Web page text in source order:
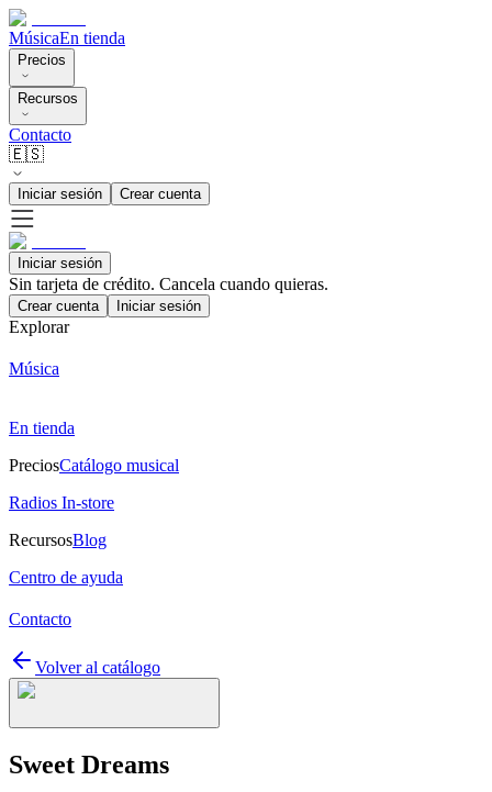
MúsicaEn tienda
Precios
Recursos
Contacto
🇪🇸
Iniciar sesión Crear cuenta
Iniciar sesión
Sin tarjeta de crédito. Cancela cuando quieras.
Crear cuenta Iniciar sesión
Explorar
Música
En tienda
PreciosCatálogo musical
Radios In-store
RecursosBlog
Centro de ayuda
Contacto
Volver al catálogo
Sweet Dreams